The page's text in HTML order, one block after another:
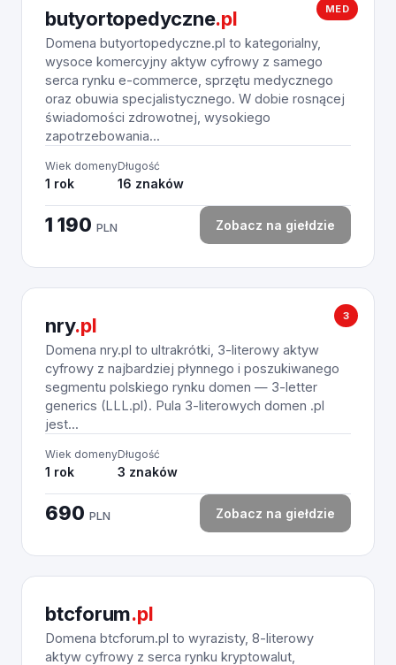
MED
butyortopedyczne.pl
Domena butyortopedyczne.pl to kategorialny,
wysoce komercyjny aktyw cyfrowy z samego
serca rynku e-commerce, sprzętu medycznego
oraz obuwia specjalistycznego. W dobie rosnącej
świadomości zdrowotnej, wysokiego
zapotrzebowania...
Wiek domeny
1 rok
Długość
16 znaków
1 190 PLN Zobacz na giełdzie
3
nry.pl
Domena nry.pl to ultrakrótki, 3-literowy aktyw
cyfrowy z najbardziej płynnego i poszukiwanego
segmentu polskiego rynku domen — 3-letter
generics (LLL.pl). Pula 3-literowych domen .pl
jest...
Wiek domeny
1 rok
Długość
3 znaków
690 PLN Zobacz na giełdzie
btcforum.pl
Domena btcforum.pl to wyrazisty, 8-literowy
aktyw cyfrowy z serca rynku kryptowalut,